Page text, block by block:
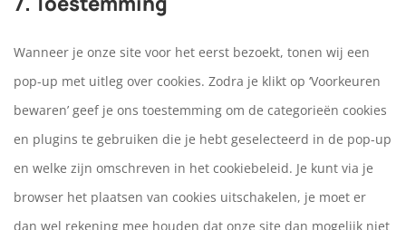
diversen
Wanneer je onze site voor het eerst bezoekt, tonen wij een
pop-up met uitleg over cookies. Zodra je klikt op ‘Voorkeuren
bewaren’ geef je ons toestemming om de categorieën cookies
en plugins te gebruiken die je hebt geselecteerd in de pop-up
en welke zijn omschreven in het cookiebeleid. Je kunt via je
browser het plaatsen van cookies uitschakelen, je moet er
dan wel rekening mee houden dat onze site dan mogelijk niet